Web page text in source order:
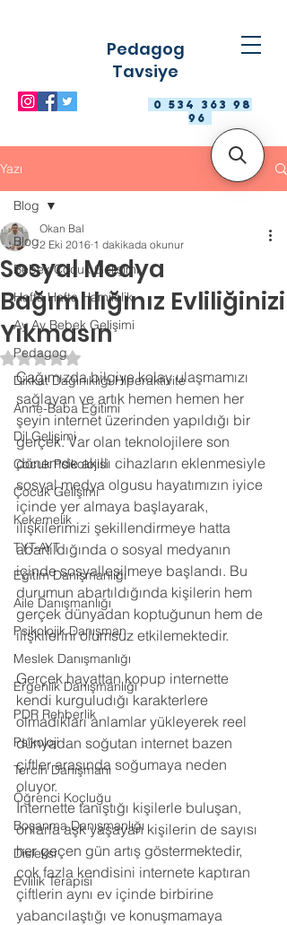
0 534 363 98
96
Pedagog
Tavsiye
Yazı
Blog
Bebek Çocuk Gelişimi
Hafta Hafta Hamilelik
Ay Ay Bebek Gelişimi
Pedagog
Dikkat Dağınıklığı Hiperaktivite
Anne-Baba Eğitimi
Dil Gelişimi
Çocuk Psikolojisi
Çocuk Gelişimi
Kekemelik
TYT-AYT
Eğitim Danışmanlığı
Aile Danışmanlığı
Psikolojik Danışman
Meslek Danışmanlığı
Ergenlik Danışmanlığı
PDR Rehberlik
Psikoloji
Tercih Danışmanı
Öğrenci Koçluğu
Boşanma Danışmanlığı
Disleksi
Evlilik Terapisi
Blog
Sosyal Medya
Bağımlılığınız Evliliğinizi
Yıkmasın
Okan Bal
2 Eki 2016 1 dakikada okunur
5 üzerinden NaN yıldız
Çağımızda bilgiye kolay ulaşmamızı
sağlayan ve artık hemen hemen her
şeyin internet üzerinden yapıldığı bir
gerçek. Var olan teknolojilere son
dönemde akıllı cihazların eklenmesiyle
sosyal medya olgusu hayatımızın iyice
içinde yer almaya başlayarak,
ilişkilerimizi şekillendirmeye hatta
abartıldığında o sosyal medyanın
içinde sosyalleşilmeye başlandı. Bu
durumun abartıldığında kişilerin hem
gerçek dünyadan koptuğunun hem de
ilişkilerini olumsuz etkilemektedir.
Gerçek hayattan kopup internette
kendi kurguludığı karakterlere
olmadıkları anlamlar yükleyerek reel
dünyadan soğutan internet bazen
çiftler arasında soğumaya neden
oluyor.
İnternette tanıştığı kişilerle buluşan,
onlarla aşk yaşayan kişilerin de sayısı
her geçen gün artış göstermektedir,
çok fazla kendisini internete kaptıran
çiftlerin aynı ev içinde birbirine
yabancılaştığı ve konuşmamaya